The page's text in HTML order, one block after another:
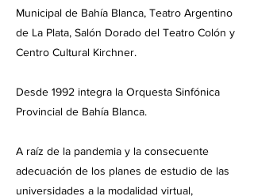
Municipal de Bahía Blanca, Teatro Argentino
de La Plata, Salón Dorado del Teatro Colón y
Centro Cultural Kirchner.
Desde 1992 integra la Orquesta Sinfónica
Provincial de Bahía Blanca.
A raíz de la pandemia y la consecuente
adecuación de los planes de estudio de las
universidades a la modalidad virtual,